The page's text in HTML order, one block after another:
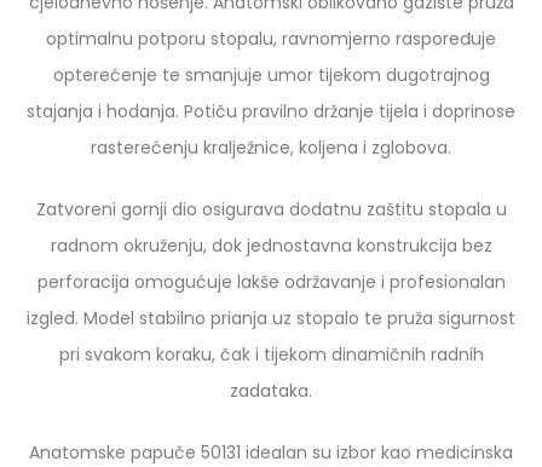
optimalnu potporu stopalu, ravnomjerno raspoređuje
opterećenje te smanjuje umor tijekom dugotrajnog
stajanja i hodanja. Potiču pravilno držanje tijela i doprinose
rasterećenju kralježnice, koljena i zglobova.
Zatvoreni gornji dio osigurava dodatnu zaštitu stopala u
radnom okruženju, dok jednostavna konstrukcija bez
perforacija omogućuje lakše održavanje i profesionalan
izgled. Model stabilno prianja uz stopalo te pruža sigurnost
pri svakom koraku, čak i tijekom dinamičnih radnih
zadataka.
Anatomske papuče 50131 idealan su izbor kao medicinska